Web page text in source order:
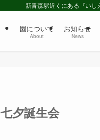
新青森駅近くにある『いし
園について
About
お知らせ
News
夕誕生会